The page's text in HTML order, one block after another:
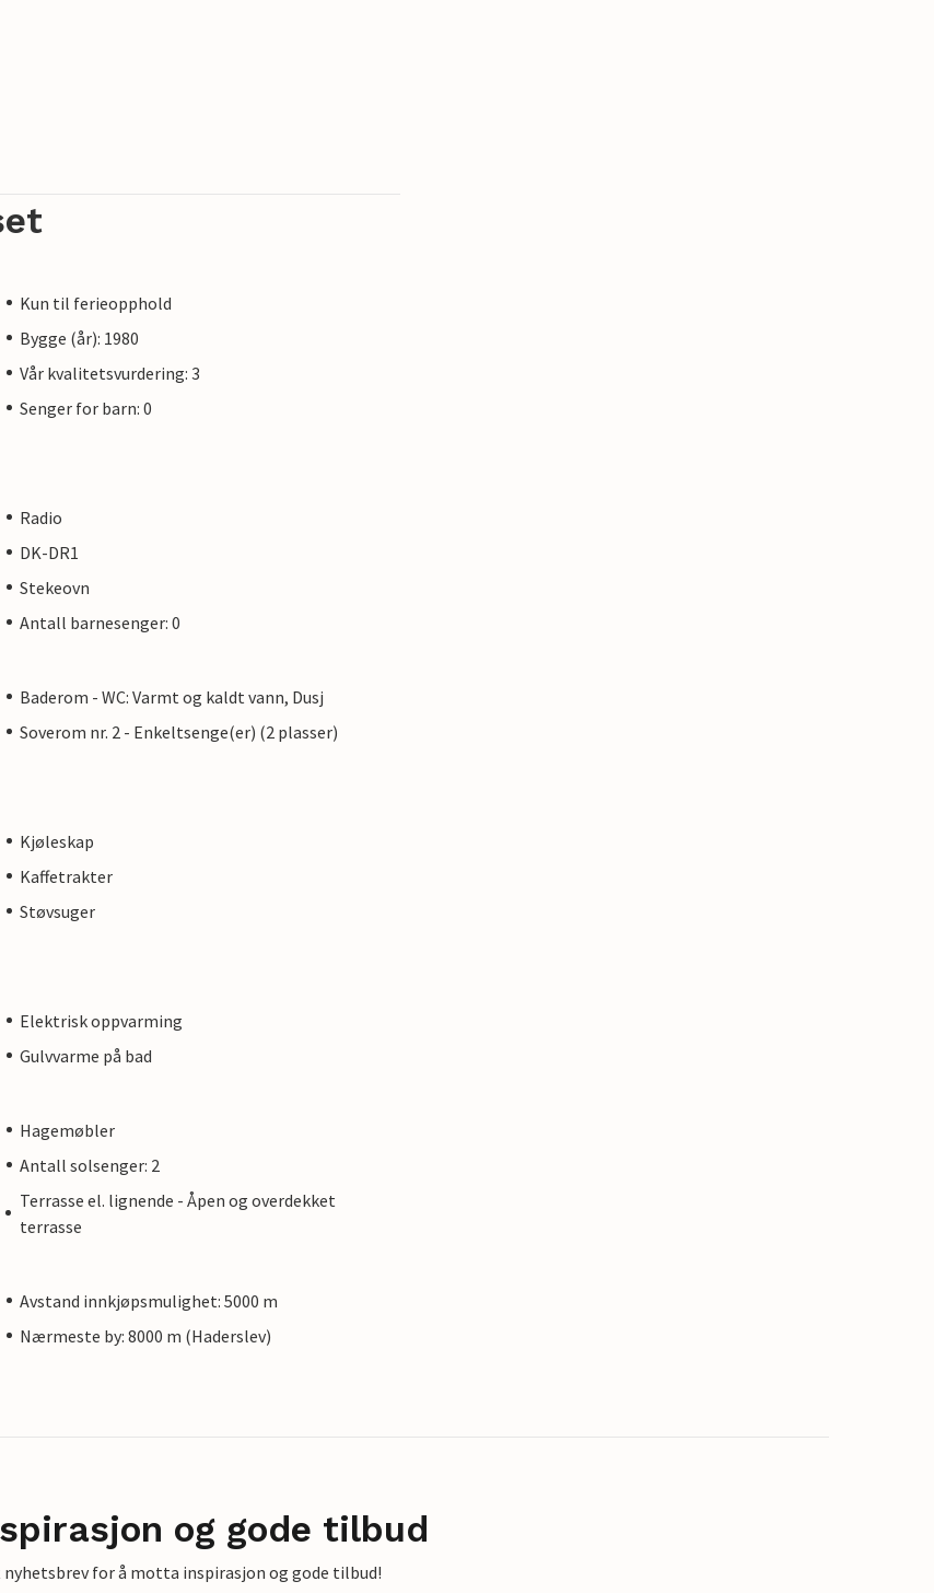
Kun til ferieopphold
Bygge (år): 1980
Vår kvalitetsvurdering: 3
Senger for barn: 0
Radio
DK-DR1
Stekeovn
Antall barnesenger: 0
Baderom - WC: Varmt og kaldt vann, Dusj
Soverom nr. 2 - Enkeltsenge(er) (2 plasser)
Kjøleskap
Kaffetrakter
Støvsuger
Elektrisk oppvarming
Gulvvarme på bad
Hagemøbler
Antall solsenger: 2
Terrasse el. lignende - Åpen og overdekket
terrasse
Avstand innkjøpsmulighet: 5000 m
Nærmeste by: 8000 m (Haderslev)
og gode tilbud
for å motta inspirasjon og gode tilbud!